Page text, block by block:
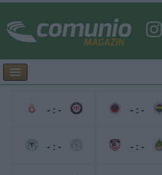
- : -
- : -
- : -
- : -